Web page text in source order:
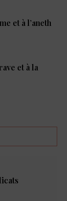
et à l’aneth
et à la